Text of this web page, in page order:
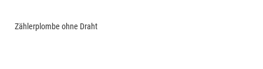
Zählerplombe ohne Draht